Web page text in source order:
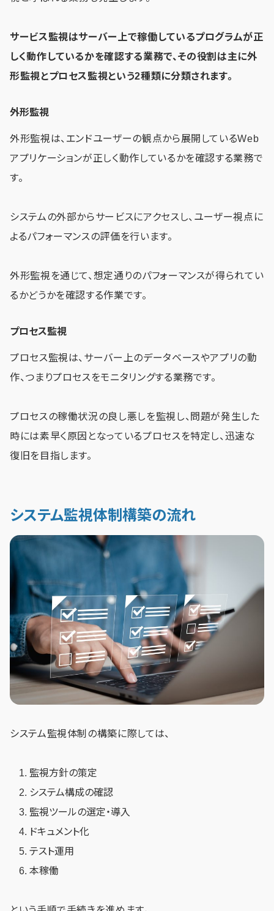
サービス監視はサーバー上で稼働しているプログラムが正
しく動作しているかを確認する業務で、その役割は主に外
形監視とプロセス監視という2種類に分類されます。
外形監視
外形監視は、エンドユーザーの観点から展開しているWeb
アプリケーションが正しく動作しているかを確認する業務で
す。
システムの外部からサービスにアクセスし、ユーザー視点に
よるパフォーマンスの評価を行います。
外形監視を通じて、想定通りのパフォーマンスが得られてい
るかどうかを確認する作業です。
プロセス監視
プロセス監視は、サーバー上のデータベースやアプリの動
作、つまりプロセスをモニタリングする業務です。
プロセスの稼働状況の良し悪しを監視し、問題が発生した
時には素早く原因となっているプロセスを特定し、迅速な
復旧を目指します。
システム監視体制構築の流れ
システム監視体制の構築に際しては、
監視方針の策定
システム構成の確認
監視ツールの選定・導入
ドキュメント化
テスト運用
本稼働